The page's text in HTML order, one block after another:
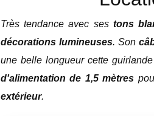
Très tendance avec ses tons
décorations lumineuses. Son
une belle longueur cette
d'alimentation de 1,5 mètres
extérieur.